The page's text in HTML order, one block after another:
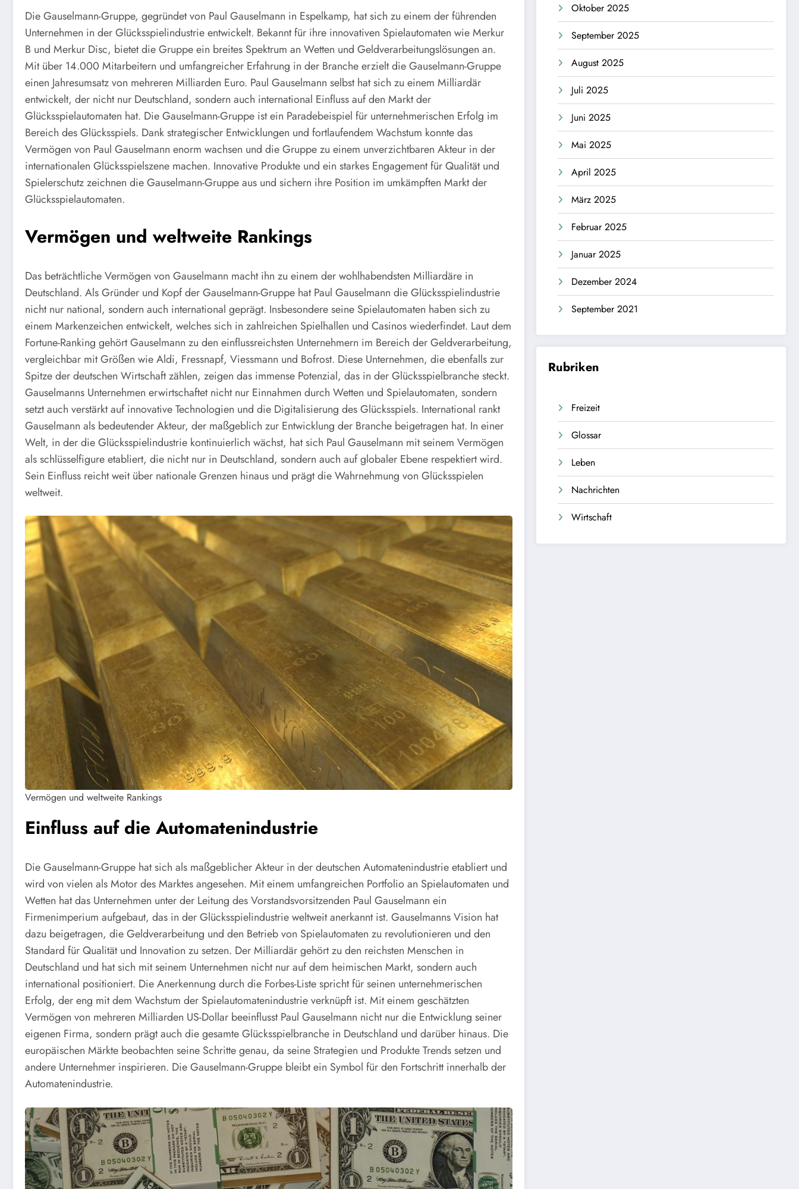
Die Gauselmann-Gruppe, gegründet von Paul Gauselmann in Espelkamp, hat sich zu einem der führenden
Unternehmen in der Glücksspielindustrie entwickelt. Bekannt für ihre innovativen Spielautomaten wie Merkur
B und Merkur Disc, bietet die Gruppe ein breites Spektrum an Wetten und Geldverarbeitungslösungen an.
Mit über 14.000 Mitarbeitern und umfangreicher Erfahrung in der Branche erzielt die Gauselmann-Gruppe
einen Jahresumsatz von mehreren Milliarden Euro. Paul Gauselmann selbst hat sich zu einem Milliardär
entwickelt, der nicht nur Deutschland, sondern auch international Einfluss auf den Markt der
Glücksspielautomaten hat. Die Gauselmann-Gruppe ist ein Paradebeispiel für unternehmerischen Erfolg im
Bereich des Glücksspiels. Dank strategischer Entwicklungen und fortlaufendem Wachstum konnte das
Vermögen von Paul Gauselmann enorm wachsen und die Gruppe zu einem unverzichtbaren Akteur in der
internationalen Glücksspielszene machen. Innovative Produkte und ein starkes Engagement für Qualität und
Spielerschutz zeichnen die Gauselmann-Gruppe aus und sichern ihre Position im umkämpften Markt der
Glücksspielautomaten.
Vermögen und weltweite Rankings
Das beträchtliche Vermögen von Gauselmann macht ihn zu einem der wohlhabendsten Milliardäre in
Deutschland. Als Gründer und Kopf der Gauselmann-Gruppe hat Paul Gauselmann die Glücksspielindustrie
nicht nur national, sondern auch international geprägt. Insbesondere seine Spielautomaten haben sich zu
einem Markenzeichen entwickelt, welches sich in zahlreichen Spielhallen und Casinos wiederfindet. Laut dem
Fortune-Ranking gehört Gauselmann zu den einflussreichsten Unternehmern im Bereich der Geldverarbeitung,
vergleichbar mit Größen wie Aldi, Fressnapf, Viessmann und Bofrost. Diese Unternehmen, die ebenfalls zur
Spitze der deutschen Wirtschaft zählen, zeigen das immense Potenzial, das in der Glücksspielbranche steckt.
Gauselmanns Unternehmen erwirtschaftet nicht nur Einnahmen durch Wetten und Spielautomaten, sondern
setzt auch verstärkt auf innovative Technologien und die Digitalisierung des Glücksspiels. International rankt
Gauselmann als bedeutender Akteur, der maßgeblich zur Entwicklung der Branche beigetragen hat. In einer
Welt, in der die Glücksspielindustrie kontinuierlich wächst, hat sich Paul Gauselmann mit seinem Vermögen
als schlüsselfigure etabliert, die nicht nur in Deutschland, sondern auch auf globaler Ebene respektiert wird.
Sein Einfluss reicht weit über nationale Grenzen hinaus und prägt die Wahrnehmung von Glücksspielen
weltweit.
Vermögen und weltweite Rankings
Einfluss auf die Automatenindustrie
Die Gauselmann-Gruppe hat sich als maßgeblicher Akteur in der deutschen Automatenindustrie etabliert und
wird von vielen als Motor des Marktes angesehen. Mit einem umfangreichen Portfolio an Spielautomaten und
Wetten hat das Unternehmen unter der Leitung des Vorstandsvorsitzenden Paul Gauselmann ein
Firmenimperium aufgebaut, das in der Glücksspielindustrie weltweit anerkannt ist. Gauselmanns Vision hat
dazu beigetragen, die Geldverarbeitung und den Betrieb von Spielautomaten zu revolutionieren und den
Standard für Qualität und Innovation zu setzen. Der Milliardär gehört zu den reichsten Menschen in
Deutschland und hat sich mit seinem Unternehmen nicht nur auf dem heimischen Markt, sondern auch
international positioniert. Die Anerkennung durch die Forbes-Liste spricht für seinen unternehmerischen
Erfolg, der eng mit dem Wachstum der Spielautomatenindustrie verknüpft ist. Mit einem geschätzten
Vermögen von mehreren Milliarden US-Dollar beeinflusst Paul Gauselmann nicht nur die Entwicklung seiner
eigenen Firma, sondern prägt auch die gesamte Glücksspielbranche in Deutschland und darüber hinaus. Die
europäischen Märkte beobachten seine Schritte genau, da seine Strategien und Produkte Trends setzen und
andere Unternehmer inspirieren. Die Gauselmann-Gruppe bleibt ein Symbol für den Fortschritt innerhalb der
Automatenindustrie.
Oktober 2025
September 2025
August 2025
Juli 2025
Juni 2025
Mai 2025
April 2025
März 2025
Februar 2025
Januar 2025
Dezember 2024
September 2021
Rubriken
Freizeit
Glossar
Leben
Nachrichten
Wirtschaft